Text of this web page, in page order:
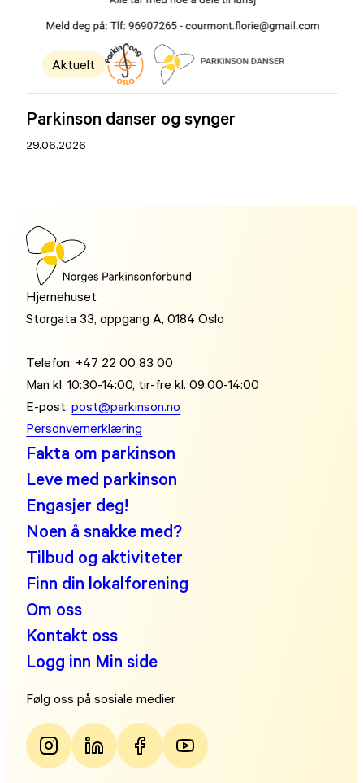
Aktuelt
Parkinson danser og synger
29.06.2026
Hjernehuset
Storgata 33, oppgang A, 0184 Oslo
Telefon: +47 22 00 83 00
Man kl. 10:30-14:00, tir-fre kl. 09:00-14:00
E-post:post@parkinson.no
Personvernerklæring
Fakta om parkinson
Leve med parkinson
Engasjer deg!
Noen å snakke med?
Tilbud og aktiviteter
Finn din lokalforening
Om oss
Kontakt oss
Logg inn Min side
Følg oss på sosiale medier